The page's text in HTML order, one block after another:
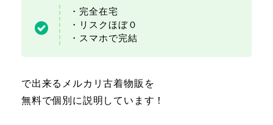
・完全在宅
・リスクほぼ０
・スマホで完結
で出来るメルカリ古着物販を
無料で個別に説明しています！